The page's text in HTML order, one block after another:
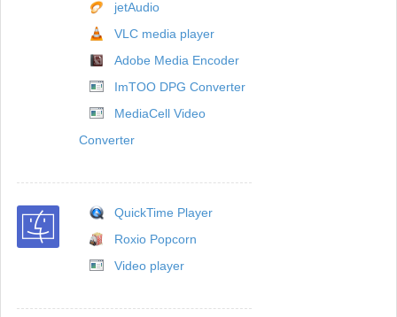
jetAudio
VLC media player
Adobe Media Encoder
ImTOO DPG Converter
MediaCell Video
Converter
QuickTime Player
Roxio Popcorn
Video player